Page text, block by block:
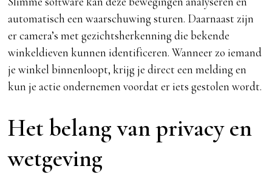
automatisch een waarschuwing sturen. Daarnaast zijn
er camera’s met gezichtsherkenning die bekende
winkeldieven kunnen identificeren. Wanneer zo iemand
je winkel binnenloopt, krijg je direct een melding en
kun je actie ondernemen voordat er iets gestolen wordt.
Het belang van privacy en
wetgeving